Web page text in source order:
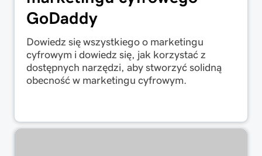
GoDaddy
Dowiedz się wszystkiego o marketingu
cyfrowym i dowiedz się, jak korzystać z
dostępnych narzędzi, aby stworzyć solidną
obecność w marketingu cyfrowym.